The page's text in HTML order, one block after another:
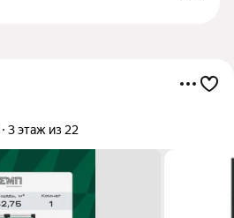
3 этаж из 22